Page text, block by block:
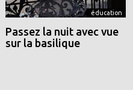
éducation
Passez la nuit avec vue
sur la basilique